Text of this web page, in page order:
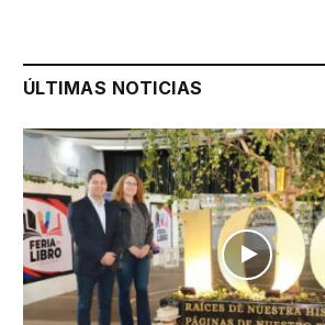
ÚLTIMAS NOTICIAS